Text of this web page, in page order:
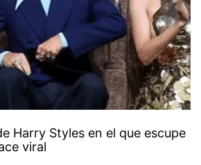
Harry Styles en el que escupe
viral